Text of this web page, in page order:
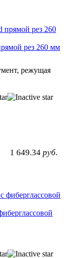
рез 260 мм
режущая
1 649.34 руб.